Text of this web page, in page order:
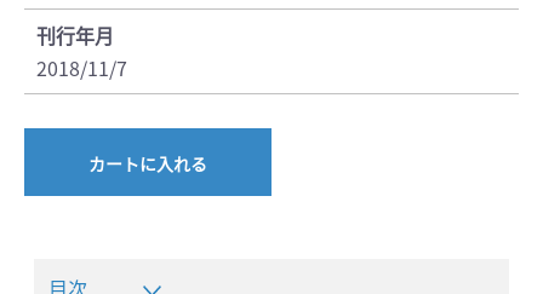
刊行年月
2018/11/7
カートに入れる
目次